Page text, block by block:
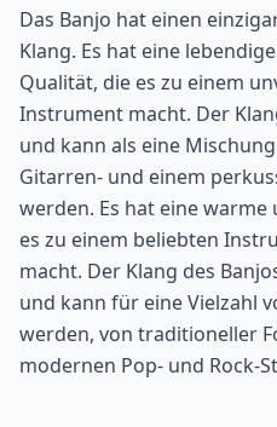
Das Banjo hat einen
Klang. Es hat eine
Qualität, die es zu einem
Instrument macht. Der
und kann als eine
Gitarren- und einem
werden. Es hat eine
es zu einem beliebten
macht. Der Klang des
und kann für eine Vielzahl
werden, von traditioneller
modernen Pop- und Rock-